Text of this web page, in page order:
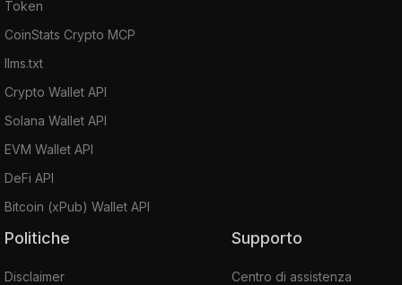
Token
CoinStats Crypto MCP
llms.txt
Crypto Wallet API
Solana Wallet API
EVM Wallet API
DeFi API
Bitcoin (xPub) Wallet API
Politiche
Disclaimer
Supporto
Centro di assistenza